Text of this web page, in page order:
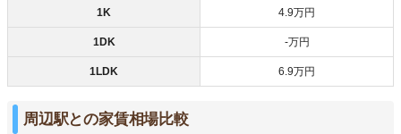
1K 4.9万円
1DK ‐万円
1LDK 6.9万円
周辺駅との家賃相場比較